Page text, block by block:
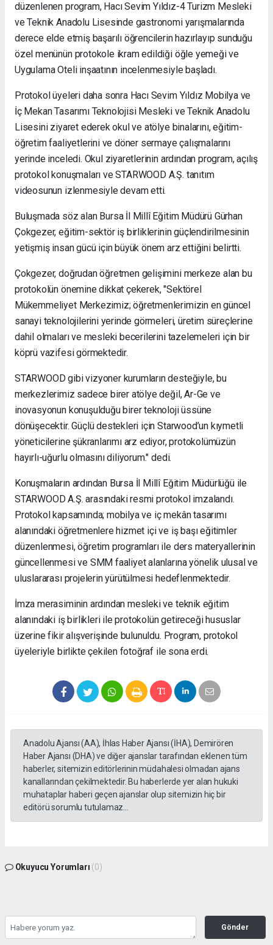
düzenlenen program, Hacı Sevim Yıldız-4 Turizm Mesleki
ve Teknik Anadolu Lisesinde gastronomi yarışmalarında
derece elde etmiş başarılı öğrencilerin hazırlayıp sunduğu
özel menünün protokole ikram edildiği öğle yemeği ve
Uygulama Oteli inşaatının incelenmesiyle başladı.
Protokol üyeleri daha sonra Hacı Sevim Yıldız Mobilya ve
İç Mekan Tasarımı Teknolojisi Mesleki ve Teknik Anadolu
Lisesini ziyaret ederek okul ve atölye binalarını, eğitim-
öğretim faaliyetlerini ve döner sermaye çalışmalarını
yerinde inceledi. Okul ziyaretlerinin ardından program, açılış
protokol konuşmaları ve STARWOOD A.Ş. tanıtım
videosunun izlenmesiyle devam etti.
Buluşmada söz alan Bursa İl Millî Eğitim Müdürü Gürhan
Çokgezer, eğitim-sektör iş birliklerinin güçlendirilmesinin
yetişmiş insan gücü için büyük önem arz ettiğini belirtti.
Çokgezer, doğrudan öğretmen gelişimini merkeze alan bu
protokolün önemine dikkat çekerek, "Sektörel
Mükemmeliyet Merkezimiz; öğretmenlerimizin en güncel
sanayi teknolojilerini yerinde görmeleri, üretim süreçlerine
dahil olmaları ve mesleki becerilerini tazelemeleri için bir
köprü vazifesi görmektedir.
STARWOOD gibi vizyoner kurumların desteğiyle, bu
merkezlerimiz sadece birer atölye değil, Ar-Ge ve
inovasyonun konuşulduğu birer teknoloji üssüne
dönüşecektir. Güçlü destekleri için Starwood’un kıymetli
yöneticilerine şükranlarımı arz ediyor, protokolümüzün
hayırlı-uğurlu olmasını diliyorum." dedi.
Konuşmaların ardından Bursa İl Millî Eğitim Müdürlüğü ile
STARWOOD A.Ş. arasındaki resmi protokol imzalandı.
Protokol kapsamında; mobilya ve iç mekân tasarımı
alanındaki öğretmenlere hizmet içi ve iş başı eğitimler
düzenlenmesi, öğretim programları ile ders materyallerinin
güncellenmesi ve SMM faaliyet alanlarına yönelik ulusal ve
uluslararası projelerin yürütülmesi hedeflenmektedir.
İmza merasiminin ardından mesleki ve teknik eğitim
alanındaki iş birlikleri ile protokolün getireceği hususlar
üzerine fikir alışverişinde bulunuldu. Program, protokol
üyeleriyle birlikte çekilen fotoğraf ile sona erdi.
Anadolu Ajansı (AA), İhlas Haber Ajansı (İHA), Demirören
Haber Ajansı (DHA) ve diğer ajanslar tarafından eklenen tüm
haberler, sitemizin editörlerinin müdahalesi olmadan ajans
kanallarından çekilmektedir. Bu haberlerde yer alan hukuki
muhataplar haberi geçen ajanslar olup sitemizin hiç bir
editörü sorumlu tutulamaz...
Okuyucu Yorumları (0)
Gönder